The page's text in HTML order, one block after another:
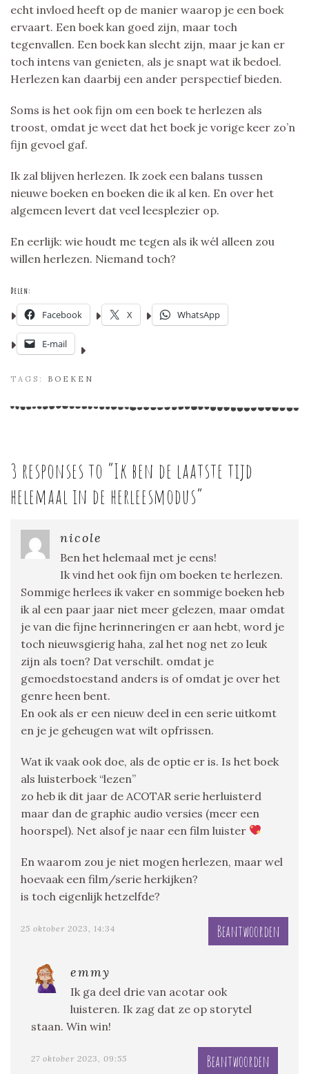
echt invloed heeft op de manier waarop je een boek
ervaart. Een boek kan goed zijn, maar toch
tegenvallen. Een boek kan slecht zijn, maar je kan er
toch intens van genieten, als je snapt wat ik bedoel.
Herlezen kan daarbij een ander perspectief bieden.
Soms is het ook fijn om een boek te herlezen als
troost, omdat je weet dat het boek je vorige keer zo’n
fijn gevoel gaf.
Ik zal blijven herlezen. Ik zoek een balans tussen
nieuwe boeken en boeken die ik al ken. En over het
algemeen levert dat veel leesplezier op.
En eerlijk: wie houdt me tegen als ik wél alleen zou
willen herlezen. Niemand toch?
Delen:
Facebook X WhatsApp
E-mail
TAGS: BOEKEN
3 responses to “Ik ben de laatste tijd
helemaal in de herleesmodus”
nicole
Ben het helemaal met je eens!
Ik vind het ook fijn om boeken te herlezen.
Sommige herlees ik vaker en sommige boeken heb
ik al een paar jaar niet meer gelezen, maar omdat
je van die fijne herinneringen er aan hebt, word je
toch nieuwsgierig haha, zal het nog net zo leuk
zijn als toen? Dat verschilt. omdat je
gemoedstoestand anders is of omdat je over het
genre heen bent.
En ook als er een nieuw deel in een serie uitkomt
en je je geheugen wat wilt opfrissen.
Wat ik vaak ook doe, als de optie er is. Is het boek
als luisterboek “lezen”
zo heb ik dit jaar de ACOTAR serie herluisterd
maar dan de graphic audio versies (meer een
hoorspel). Net alsof je naar een film luister
En waarom zou je niet mogen herlezen, maar wel
hoevaak een film/serie herkijken?
is toch eigenlijk hetzelfde?
25 oktober 2023, 14:34 Beantwoorden
emmy
Ik ga deel drie van acotar ook
luisteren. Ik zag dat ze op storytel
staan. Win win!
27 oktober 2023, 09:55 Beantwoorden